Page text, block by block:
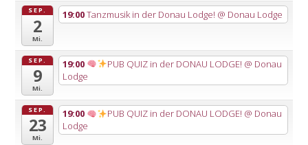
SEP.
2
Mi.
19:00Tanzmusik in der Donau Lodge! @ Donau Lodge
SEP.
9
Mi.
19:00 PUB QUIZ in der DONAU LODGE! @ Donau
Lodge
SEP.
23
Mi.
19:00 PUB QUIZ in der DONAU LODGE! @ Donau
Lodge